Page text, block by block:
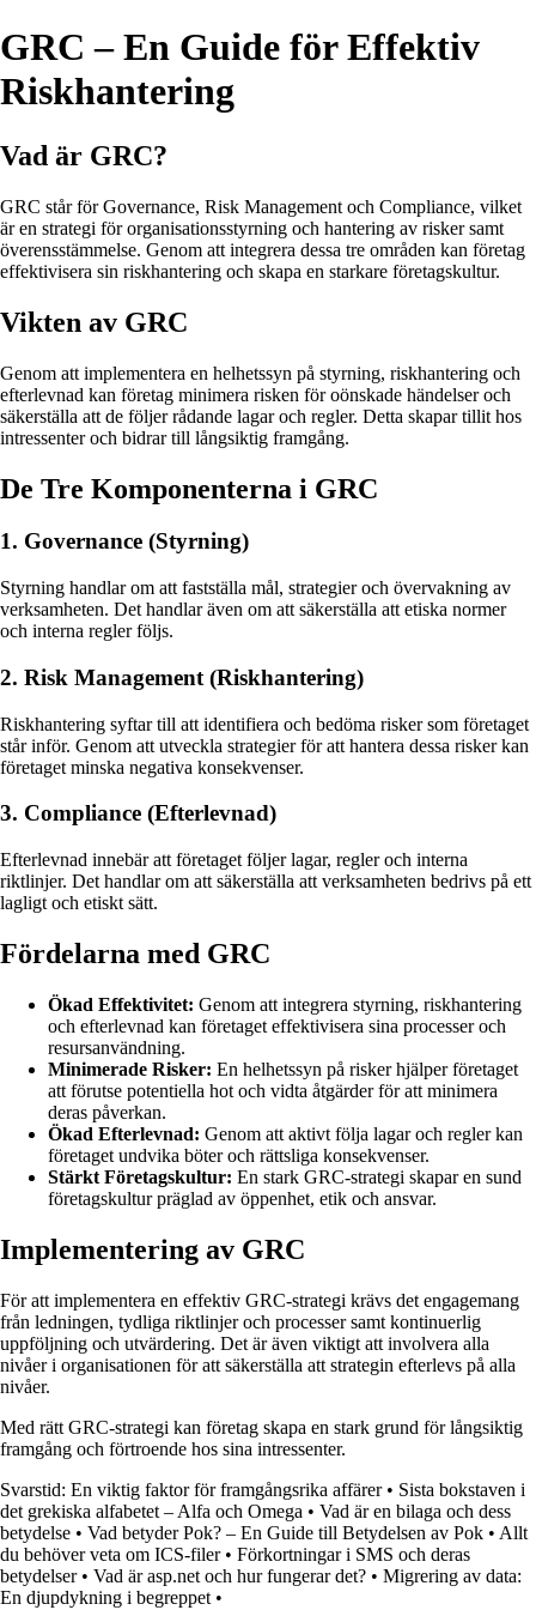
GRC – En Guide för Effektiv
Riskhantering
Vad är GRC?
GRC står för Governance, Risk Management och Compliance, vilket
är en strategi för organisationsstyrning och hantering av risker samt
överensstämmelse. Genom att integrera dessa tre områden kan företag
effektivisera sin riskhantering och skapa en starkare företagskultur.
Vikten av GRC
Genom att implementera en helhetssyn på styrning, riskhantering och
efterlevnad kan företag minimera risken för oönskade händelser och
säkerställa att de följer rådande lagar och regler. Detta skapar tillit hos
intressenter och bidrar till långsiktig framgång.
De Tre Komponenterna i GRC
1. Governance (Styrning)
Styrning handlar om att fastställa mål, strategier och övervakning av
verksamheten. Det handlar även om att säkerställa att etiska normer
och interna regler följs.
2. Risk Management (Riskhantering)
Riskhantering syftar till att identifiera och bedöma risker som företaget
står inför. Genom att utveckla strategier för att hantera dessa risker kan
företaget minska negativa konsekvenser.
3. Compliance (Efterlevnad)
Efterlevnad innebär att företaget följer lagar, regler och interna
riktlinjer. Det handlar om att säkerställa att verksamheten bedrivs på ett
lagligt och etiskt sätt.
Fördelarna med GRC
Ökad Effektivitet: Genom att integrera styrning, riskhantering
och efterlevnad kan företaget effektivisera sina processer och
resursanvändning.
Minimerade Risker: En helhetssyn på risker hjälper företaget
att förutse potentiella hot och vidta åtgärder för att minimera
deras påverkan.
Ökad Efterlevnad: Genom att aktivt följa lagar och regler kan
företaget undvika böter och rättsliga konsekvenser.
Stärkt Företagskultur: En stark GRC-strategi skapar en sund
företagskultur präglad av öppenhet, etik och ansvar.
Implementering av GRC
För att implementera en effektiv GRC-strategi krävs det engagemang
från ledningen, tydliga riktlinjer och processer samt kontinuerlig
uppföljning och utvärdering. Det är även viktigt att involvera alla
nivåer i organisationen för att säkerställa att strategin efterlevs på alla
nivåer.
Med rätt GRC-strategi kan företag skapa en stark grund för långsiktig
framgång och förtroende hos sina intressenter.
Svarstid: En viktig faktor för framgångsrika affärer• Sista bokstaven i
det grekiska alfabetet – Alfa och Omega • Vad är en bilaga och dess
betydelse • Vad betyder Pok? – En Guide till Betydelsen av Pok • Allt
du behöver veta om ICS-filer• Förkortningar i SMS och deras
betydelser• Vad är asp.net och hur fungerar det? • Migrering av data:
En djupdykning i begreppet •